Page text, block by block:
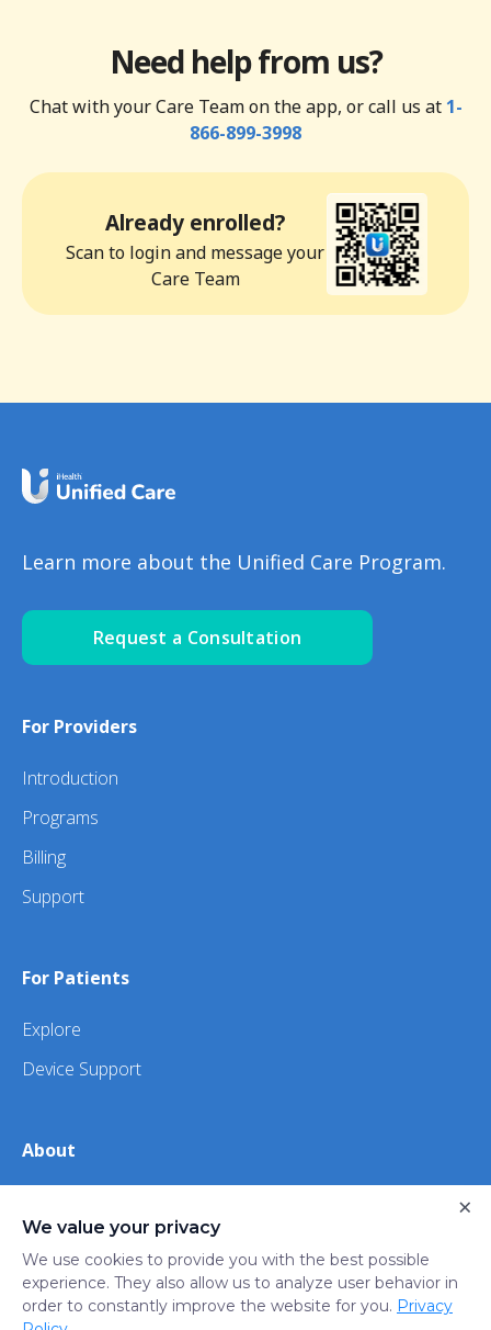
Need help from us?
Chat with your Care Team on the app, or call us at 1-
866-899-3998
Already enrolled?
Scan to login and message your
Care Team
Learn more about the Unified Care Program.
Request a Consultation
For Providers
Introduction
Programs
Billing
Support
For Patients
Explore
Device Support
About
iHealth
Privacy Trust Do not sell or share my
We value your privacy
We use cookies to provide you with the best possible
experience. They also allow us to analyze user behavior in
order to constantly improve the website for you. Privacy
×